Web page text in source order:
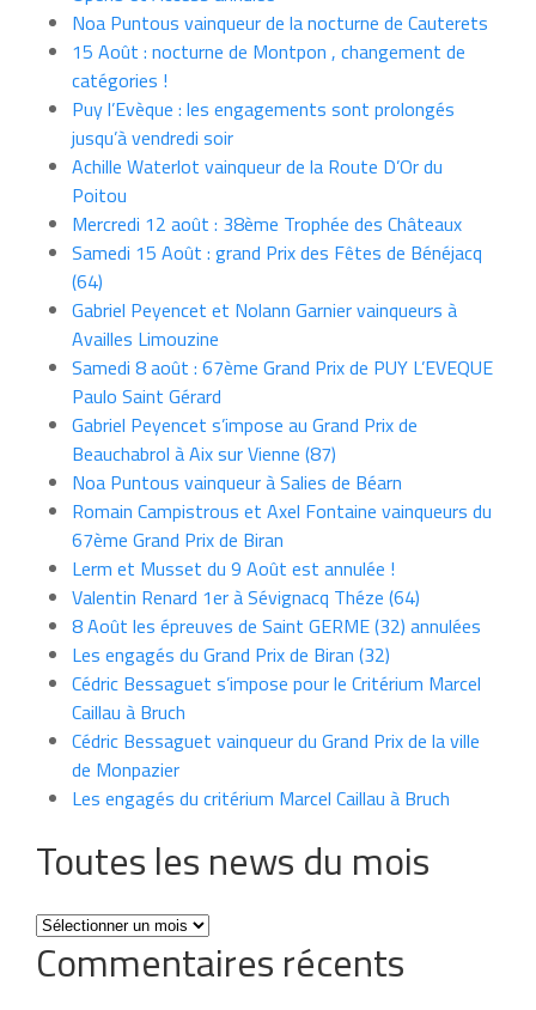
Noa Puntous vainqueur de la nocturne de Cauterets
15 Août : nocturne de Montpon , changement de
catégories !
Puy l’Evèque : les engagements sont prolongés
jusqu’à vendredi soir
Achille Waterlot vainqueur de la Route D’Or du
Poitou
Mercredi 12 août : 38ème Trophée des Châteaux
Samedi 15 Août : grand Prix des Fêtes de Bénéjacq
(64)
Gabriel Peyencet et Nolann Garnier vainqueurs à
Availles Limouzine
Samedi 8 août : 67ème Grand Prix de PUY L’EVEQUE
Paulo Saint Gérard
Gabriel Peyencet s’impose au Grand Prix de
Beauchabrol à Aix sur Vienne (87)
Noa Puntous vainqueur à Salies de Béarn
Romain Campistrous et Axel Fontaine vainqueurs du
67ème Grand Prix de Biran
Lerm et Musset du 9 Août est annulée !
Valentin Renard 1er à Sévignacq Théze (64)
8 Août les épreuves de Saint GERME (32) annulées
Les engagés du Grand Prix de Biran (32)
Cédric Bessaguet s’impose pour le Critérium Marcel
Caillau à Bruch
Cédric Bessaguet vainqueur du Grand Prix de la ville
de Monpazier
Les engagés du critérium Marcel Caillau à Bruch
Toutes les news du mois
Toutes
les
news
Commentaires récents